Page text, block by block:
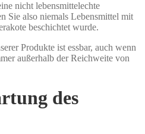
nicht lebensmittelechte
Sie also niemals Lebensmittel mit
beschichtet wurde.
Produkte ist essbar, auch wenn
außerhalb der Reichweite von
des